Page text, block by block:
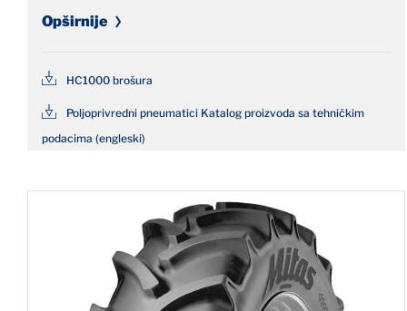
Opširnije
HC1000 brošura
Poljoprivredni pneumatici Katalog proizvoda sa tehničkim
podacima (engleski)